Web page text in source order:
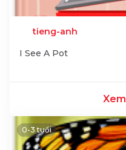
tieng-anh
I See A Pot
0-3 tuổi